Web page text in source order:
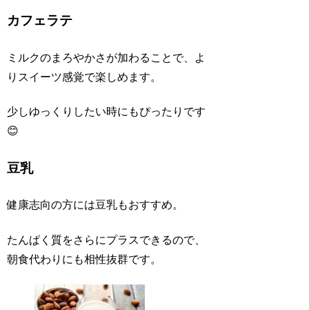
カフェラテ
ミルクのまろやかさが加わることで、よ
りスイーツ感覚で楽しめます。
少しゆっくりしたい時にもぴったりです
😊
豆乳
健康志向の方には豆乳もおすすめ。
たんぱく質をさらにプラスできるので、
朝食代わりにも相性抜群です。